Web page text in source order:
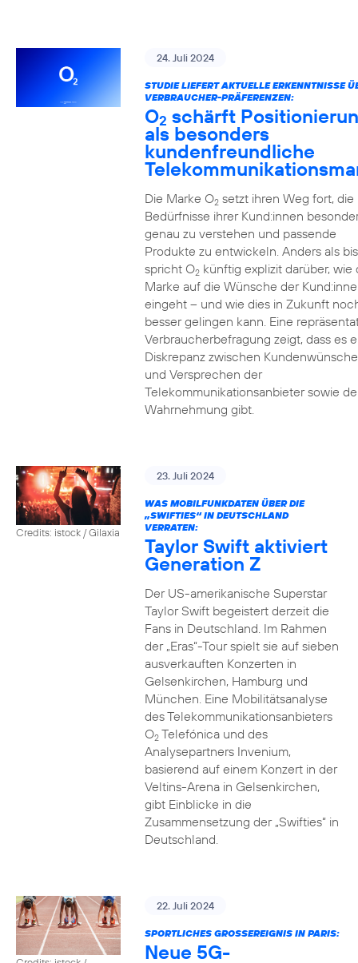
24. Juli 2024
STUDIE LIEFERT AKTUELLE ERKENNTNISSE
VERBRAUCHER-PRÄFERENZEN:
O2 schärft
als besonders
kundenfreundliche
Die Marke O2setzt ihren Weg fort, die
Bedürfnisse ihrer Kund:innen
genau zu verstehen und passende
Produkte zu entwickeln. Anders als
spricht O2künftig explizit darüber, wie
Marke auf die Wünsche der
eingeht – und wie dies in Zukunft
besser gelingen kann. Eine
Verbraucherbefragung zeigt, dass es
Diskrepanz zwischen
und Versprechen der
Telekommunikationsanbieter sowie
Wahrnehmung gibt.
Credits: istock / Gilaxia
23. Juli 2024
WAS MOBILFUNKDATEN ÜBER DIE
„SWIFTIES“ IN DEUTSCHLAND
VERRATEN:
Taylor Swift aktiviert
Generation Z
Der US-amerikanische Superstar
Taylor Swift begeistert derzeit die
Fans in Deutschland. Im Rahmen
der „Eras“-Tour spielt sie auf sieben
ausverkauften Konzerten in
Gelsenkirchen, Hamburg und
München. Eine Mobilitätsanalyse
des Telekommunikationsanbieters
O2Telefónica und des
Analysepartners Invenium,
basierend auf einem Konzert in der
Veltins-Arena in Gelsenkirchen,
gibt Einblicke in die
Zusammensetzung der „Swifties“ in
Deutschland.
22. Juli 2024
SPORTLICHES GROSSEREIGNIS IN PARIS:
Neue 5G-